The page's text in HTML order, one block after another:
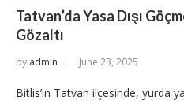
Tatvan’da Yasa Dışı
Gözaltı
by admin June 23, 2025
Bitlis’in Tatvan ilçesinde, yurda